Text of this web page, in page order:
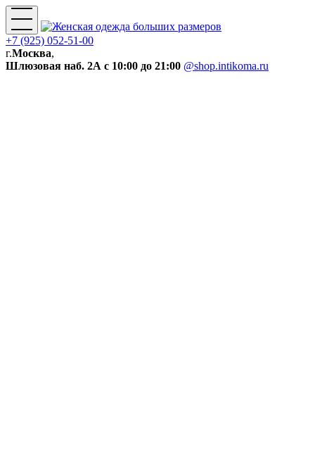
+7 (925) 052-51-00
г.Москва,
Шлюзовая наб. 2А с 10:00 до 21:00 @shop.intikoma.ru